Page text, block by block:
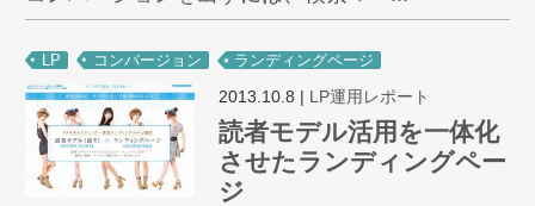
LP コンバージョン ランディングページ
2013.10.8 | LP運用レポート
読者モデル活用を一体化
させたランディングペー
ジ